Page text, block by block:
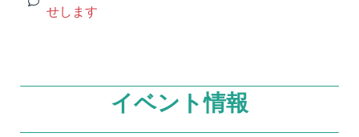
せします
イベント情報